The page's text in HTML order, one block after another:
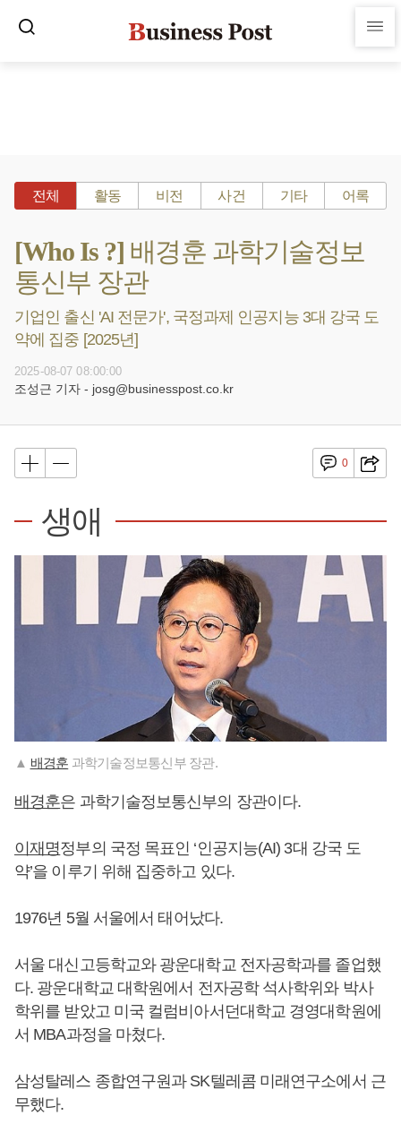
전체 활동 비전 사건 기타 어록
[Who Is ?] 배경훈 과학기술정보
통신부 장관
기업인 출신 'AI 전문가', 국정과제 인공지능 3대 강국 도
약에 집중 [2025년]
2025-08-07 08:00:00
조성근 기자 - josg@businesspost.co.kr
0
생애
▲ 배경훈 과학기술정보통신부 장관.
배경훈은 과학기술정보통신부의 장관이다.
이재명정부의 국정 목표인 ‘인공지능(AI) 3대 강국 도
약’을 이루기 위해 집중하고 있다.
1976년 5월 서울에서 태어났다.
서울 대신고등학교와 광운대학교 전자공학과를 졸업했
다. 광운대학교 대학원에서 전자공학 석사학위와 박사
학위를 받았고 미국 컬럼비아서던대학교 경영대학원에
서 MBA과정을 마쳤다.
삼성탈레스 종합연구원과 SK텔레콤 미래연구소에서 근
무했다.